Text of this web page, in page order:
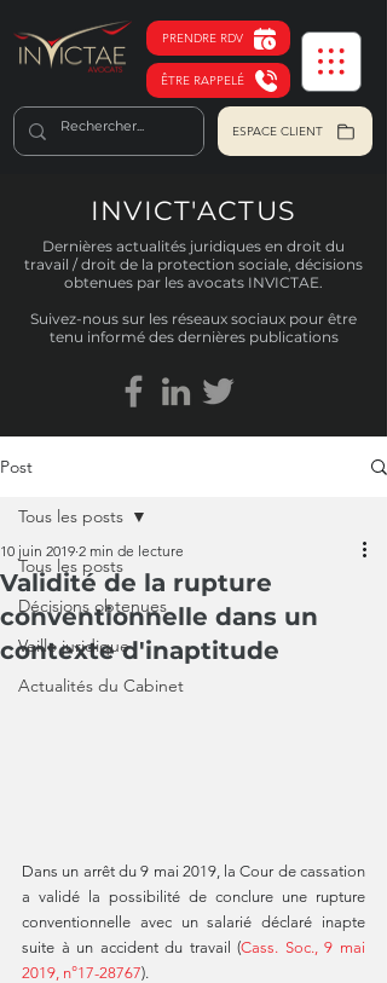
PRENDRE RDV
ÊTRE RAPPELÉ
ESPACE CLIENT
INVICT'ACTUS
Dernières actualités juridiques en droit du
travail / droit de la protection sociale, décisions
obtenues par les avocats INVICTAE.
Suivez-nous sur les réseaux sociaux pour être
tenu informé des dernières publications
Post
Tous les posts
Décisions obtenues
Veille juridique
Actualités du Cabinet
Tous les posts
Validité de la rupture
conventionnelle dans un
contexte d'inaptitude
10 juin 2019 2 min de lecture
Dans un arrêt du 9 mai 2019, la Cour de cassation
a validé la possibilité de conclure une rupture
conventionnelle avec un salarié déclaré inapte
suite à un accident du travail (Cass. Soc., 9 mai
2019, n°17-28767).